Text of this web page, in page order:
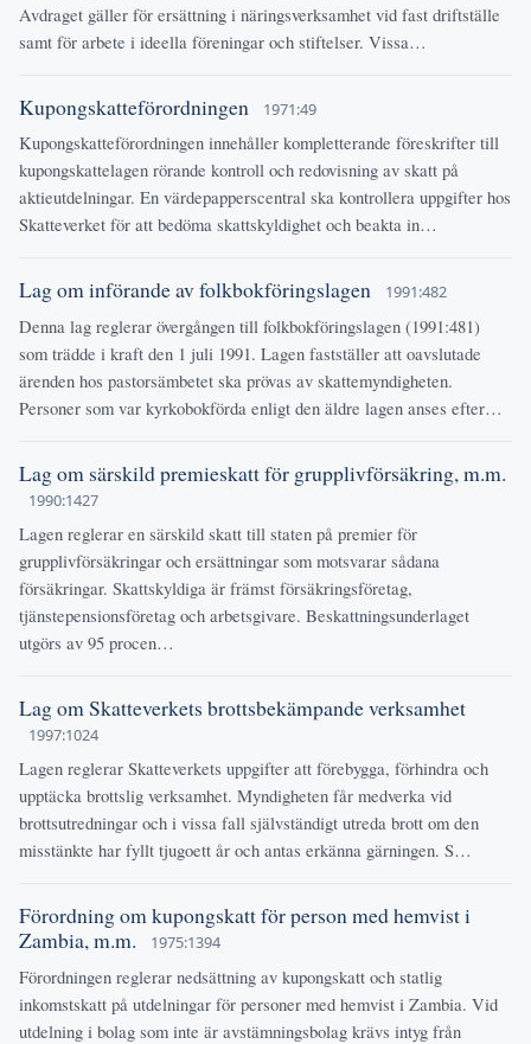
Avdraget gäller för ersättning i näringsverksamhet vid fast driftställe
samt för arbete i ideella föreningar och stiftelser. Vissa…
Kupongskatteförordningen 1971:49
Kupongskatteförordningen innehåller kompletterande föreskrifter till
kupongskattelagen rörande kontroll och redovisning av skatt på
aktieutdelningar. En värdepapperscentral ska kontrollera uppgifter hos
Skatteverket för att bedöma skattskyldighet och beakta in…
Lag om införande av folkbokföringslagen 1991:482
Denna lag reglerar övergången till folkbokföringslagen (1991:481)
som trädde i kraft den 1 juli 1991. Lagen fastställer att oavslutade
ärenden hos pastorsämbetet ska prövas av skattemyndigheten.
Personer som var kyrkobokförda enligt den äldre lagen anses efter…
Lag om särskild premieskatt för grupplivförsäkring, m.m.
1990:1427
Lagen reglerar en särskild skatt till staten på premier för
grupplivförsäkringar och ersättningar som motsvarar sådana
försäkringar. Skattskyldiga är främst försäkringsföretag,
tjänstepensionsföretag och arbetsgivare. Beskattningsunderlaget
utgörs av 95 procen…
Lag om Skatteverkets brottsbekämpande verksamhet
1997:1024
Lagen reglerar Skatteverkets uppgifter att förebygga, förhindra och
upptäcka brottslig verksamhet. Myndigheten får medverka vid
brottsutredningar och i vissa fall självständigt utreda brott om den
misstänkte har fyllt tjugoett år och antas erkänna gärningen. S…
Förordning om kupongskatt för person med hemvist i
Zambia, m.m.
1975:1394
Förordningen reglerar nedsättning av kupongskatt och statlig
inkomstskatt på utdelningar för personer med hemvist i Zambia. Vid
utdelning i bolag som inte är avstämningsbolag krävs intyg från